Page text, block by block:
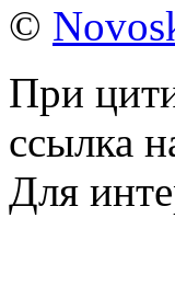
©
При
ссылка
Для